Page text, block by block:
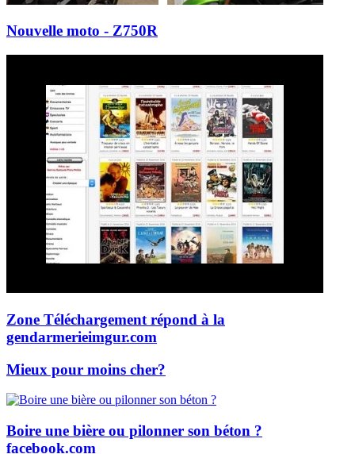
Nouvelle moto - Z750R
Zone Téléchargement répond à la
gendarmerieimgur.com
Mieux pour moins cher?
Boire une bière ou pilonner son béton ?
facebook.com